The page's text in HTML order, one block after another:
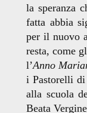
la speranza
fatta abbia
per il nuovo
resta, come
l’Anno
i Pastorelli
alla scuola
Beata